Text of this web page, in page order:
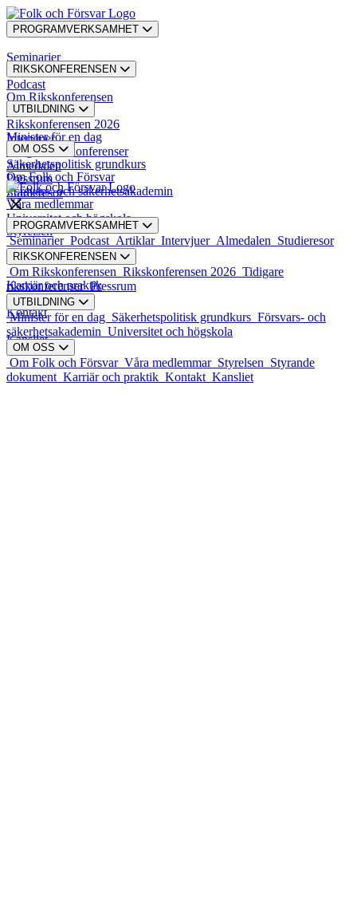
PROGRAMVERKSAMHET
Seminarier
Podcast
Artiklar
Intervjuer
Almedalen
Studieresor
RIKSKONFERENSEN
Om Rikskonferensen
Rikskonferensen 2026
Tidigare rikskonferenser
Pressrum
UTBILDNING
Minister för en dag
Säkerhetspolitisk grundkurs
Försvars- och säkerhetsakademin
Universitet och högskola
OM OSS
Om Folk och Försvar
Våra medlemmar
Styrelsen
Styrande dokument
Karriär och praktik
Kontakt
Kansliet
PROGRAMVERKSAMHET
Seminarier Podcast Artiklar Intervjuer Almedalen Studieresor
RIKSKONFERENSEN
Om Rikskonferensen Rikskonferensen 2026 Tidigare
rikskonferenserPressrum
UTBILDNING
Minister för en dag Säkerhetspolitisk grundkurs Försvars- och
säkerhetsakademin Universitet och högskola
OM OSS
Om Folk och Försvar Våra medlemmar Styrelsen Styrande
dokument Karriär och praktik Kontakt Kansliet